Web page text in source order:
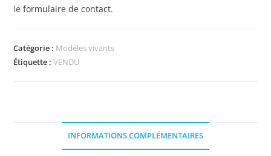
leformulaire de contact.
Catégorie : Modèles vivants
Étiquette :VENDU
INFORMATIONS COMPLÉMENTAIRES